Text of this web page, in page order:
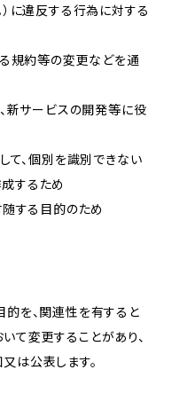
）に違反する行為に対する
る規約等の変更などを通
、新サービスの開発等に役
て、個別を識別できない
するため
随する目的のため
的を、関連性を有すると
て変更することがあり、
は公表します。